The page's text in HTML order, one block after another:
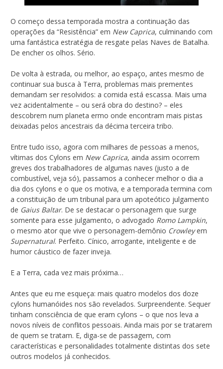
O começo dessa temporada mostra a continuação das
operações da “Resistência” em New Caprica, culminando com
uma fantástica estratégia de resgate pelas Naves de Batalha.
De encher os olhos. Sério.
De volta à estrada, ou melhor, ao espaço, antes mesmo de
continuar sua busca à Terra, problemas mais prementes
demandam ser resolvidos: a comida está escassa. Mais uma
vez acidentalmente – ou será obra do destino? – eles
descobrem num planeta ermo onde encontram mais pistas
deixadas pelos ancestrais da décima terceira tribo.
Entre tudo isso, agora com milhares de pessoas a menos,
vítimas dos Cylons em New Caprica, ainda assim ocorrem
greves dos trabalhadores de algumas naves (justo a de
combustível, veja só), passamos a conhecer melhor o dia a
dia dos cylons e o que os motiva, e a temporada termina com
a constituição de um tribunal para um apoteótico julgamento
de Gaius Baltar. De se destacar o personagem que surge
somente para esse julgamento, o advogado Romo Lampkin,
o mesmo ator que vive o personagem-demônio Crowleyem
Supernatural. Perfeito. Cínico, arrogante, inteligente e de
humor cáustico de fazer inveja.
E a Terra, cada vez mais próxima…
Antes que eu me esqueça: mais quatro modelos dos doze
cylons humanóides nos são revelados. Surpreendente. Sequer
tinham consciência de que eram cylons – o que nos leva a
novos níveis de conflitos pessoais. Ainda mais por se tratarem
de quem se tratam. E, diga-se de passagem, com
características e personalidades totalmente distintas dos sete
outros modelos já conhecidos.